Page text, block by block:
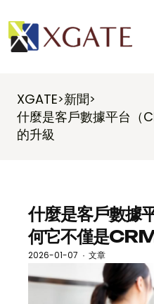
XGATE>新聞>
什麼是客戶數據平台（
的升級
什麼是客戶數據
何它不僅是
2026-01-07 · 文章